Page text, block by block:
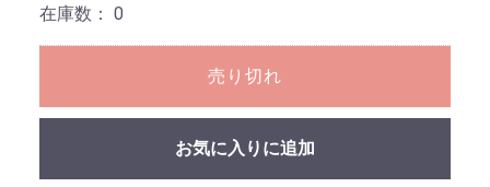
在庫数： 0
売り切れ
お気に入りに追加